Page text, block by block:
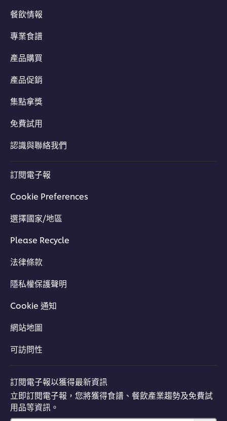
餐飲情報
專業食譜
產品購買
產品促銷
集點拿獎
免費試用
認識與聯絡我們
訂閱電子報
Cookie Preferences
選擇國家/地區
Please Recycle
法律條款
隱私權保護聲明
Cookie 通知
網站地圖
可訪問性
訂閱電子報以獲得最新資訊
立即訂閱電子報，您將獲得食譜、餐飲產業趨勢及免費試
用品等資訊。